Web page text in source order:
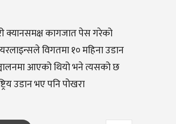
क्यानसमक्ष कागजात पेस गरेको
विगतमा १० महिना उडान
आएको थियो भने त्यसको छ
उडान भए पनि पोखरा